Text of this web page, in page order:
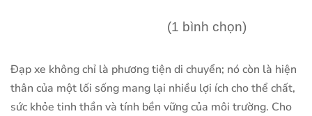
(1 bình chọn)
Đạp xe không chỉ là phương tiện di chuyển; nó còn là hiện
thân của một lối sống mang lại nhiều lợi ích cho thể chất,
sức khỏe tinh thần và tính bền vững của môi trường. Cho